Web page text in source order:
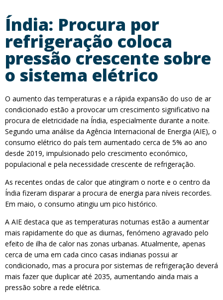
Índia: Procura por
refrigeração coloca
pressão crescente sobre
o sistema elétrico
O aumento das temperaturas e a rápida expansão do uso de ar
condicionado estão a provocar um crescimento significativo na
procura de eletricidade na Índia, especialmente durante a noite.
Segundo uma análise da Agência Internacional de Energia (AIE), o
consumo elétrico do país tem aumentado cerca de 5% ao ano
desde 2019, impulsionado pelo crescimento económico,
populacional e pela necessidade crescente de refrigeração.
As recentes ondas de calor que atingiram o norte e o centro da
Índia fizeram disparar a procura de energia para níveis recordes.
Em maio, o consumo atingiu um pico histórico.
A AIE destaca que as temperaturas noturnas estão a aumentar
mais rapidamente do que as diurnas, fenómeno agravado pelo
efeito de ilha de calor nas zonas urbanas. Atualmente, apenas
cerca de uma em cada cinco casas indianas possui ar
condicionado, mas a procura por sistemas de refrigeração deverá
mais fazer que duplicar até 2035, aumentando ainda mais a
pressão sobre a rede elétrica.